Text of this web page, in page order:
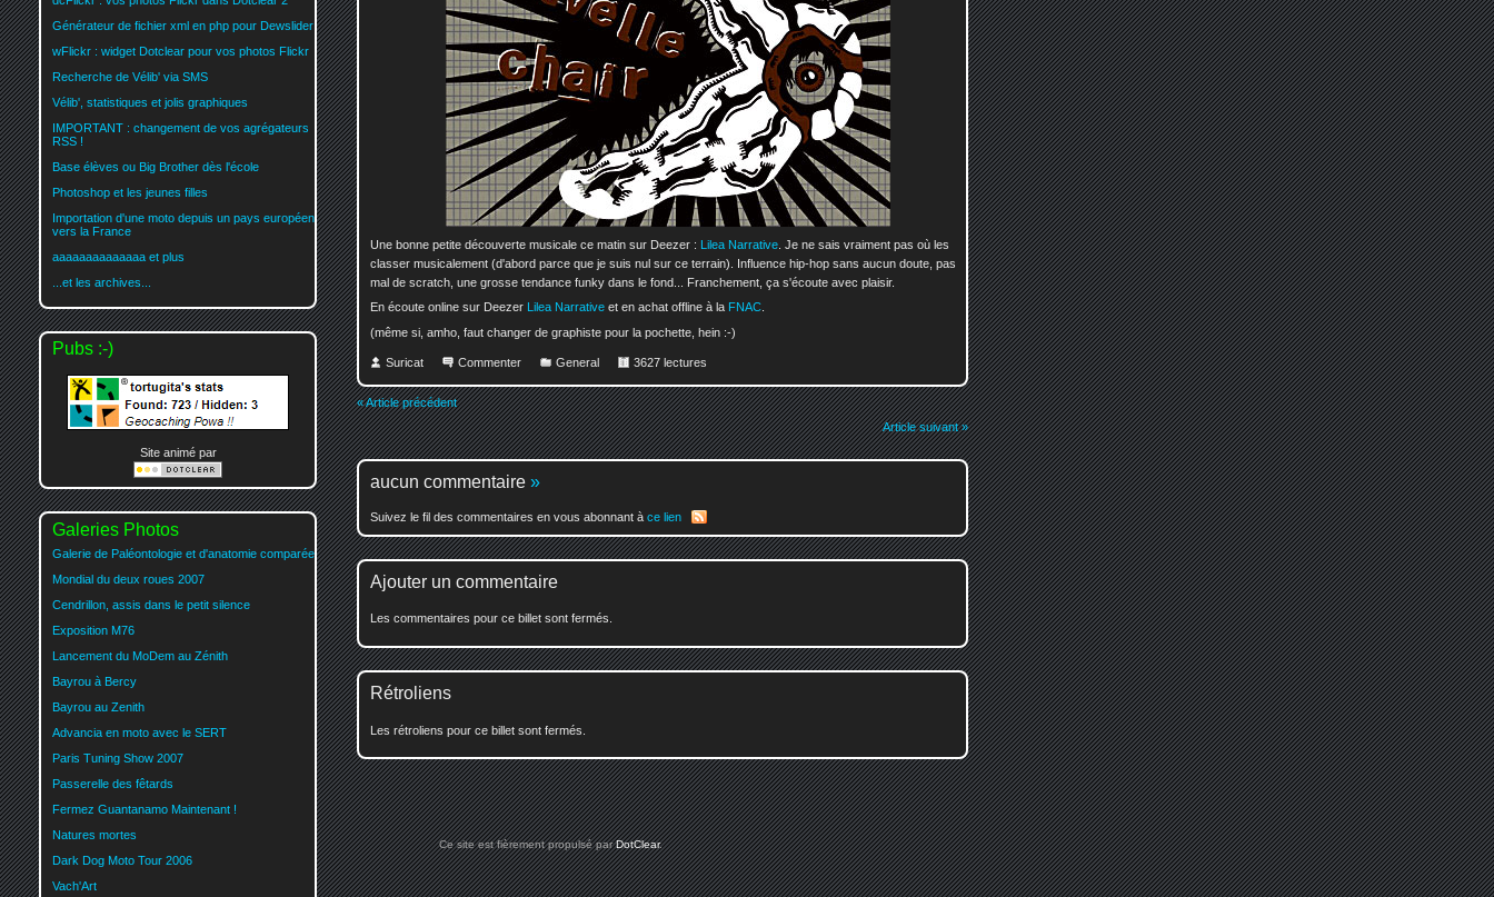
Une bonne petite découverte musicale ce matin sur Deezer : Lilea Narrative . Je ne sais vraiment pas où les
classer musicalement (d'abord parce que je suis nul sur ce terrain). Influence hip-hop sans aucun doute, pas
mal de scratch, une grosse tendance funky dans le fond... Franchement, ça s'écoute avec plaisir.
En écoute online sur Deezer Lilea Narrative et en achat offline à la FNAC
(même si, amho, faut changer de graphiste pour la pochette, hein :-)
Suricat Commenter General 3627 lectures
« Article précédent
Article suivant »
aucun commentaire »
Suivez le fil des commentaires en vous abonnant à ce lien
Ajouter un commentaire
Les commentaires pour ce billet sont fermés.
Rétroliens
Les rétroliens pour ce billet sont fermés.
Générateur de fichier xml en php pour Dewslider
wFlickr : widget Dotclear pour vos photos Flickr
Recherche de Vélib' via SMS
Vélib', statistiques et jolis graphiques
IMPORTANT : changement de vos agrégateurs
RSS !
Base élèves ou Big Brother dès l'école
Photoshop et les jeunes filles
Importation d'une moto depuis un pays européen
vers la France
aaaaaaaaaaaaaa et plus
...et les archives...
Pubs :-)
Site animé par
Galeries Photos
Galerie de Paléontologie et d'anatomie comparée
Mondial du deux roues 2007
Cendrillon, assis dans le petit silence
Exposition M76
Lancement du MoDem au Zénith
Bayrou à Bercy
Bayrou au Zenith
Advancia en moto avec le SERT
Paris Tuning Show 2007
Passerelle des fêtards
Fermez Guantanamo Maintenant !
Natures mortes
Dark Dog Moto Tour 2006
Vach'Art
Ce site est fièrement propulsé parDotClear.